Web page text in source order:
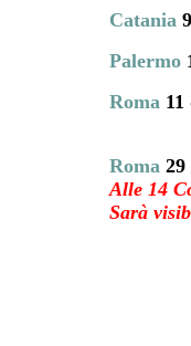
Catania 9
Palermo
Roma
Roma 29
Alle 14
Sarà